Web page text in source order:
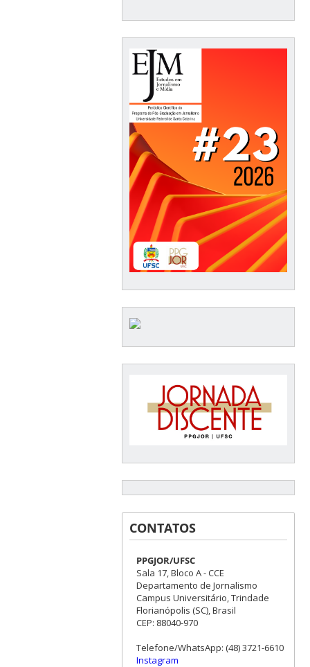
CONTATOS
PPGJOR/UFSC
Sala 17, Bloco A - CCE
Departamento de Jornalismo
Campus Universitário, Trindade
Florianópolis (SC), Brasil
CEP: 88040-970
Telefone/WhatsApp: (48) 3721-6610
Instagram